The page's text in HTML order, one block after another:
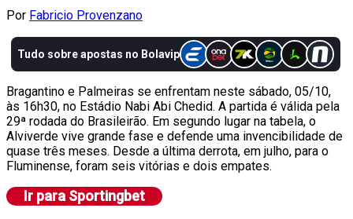
Por Fabricio Provenzano
Bragantino e Palmeiras se enfrentam neste sábado, 05/10,
às 16h30, no Estádio Nabi Abi Chedid. A partida é válida pela
29ª rodada do Brasileirão. Em segundo lugar na tabela, o
Alviverde vive grande fase e defende uma invencibilidade de
quase três meses. Desde a última derrota, em julho, para o
Fluminense, foram seis vitórias e dois empates.